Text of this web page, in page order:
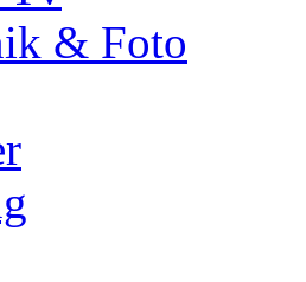
& Foto